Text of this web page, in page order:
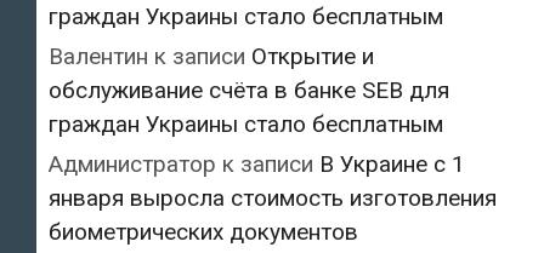
граждан Украины стало бесплатным
Валентин к записи Открытие и
обслуживание счёта в банке SEB для
граждан Украины стало бесплатным
Администратор к записи В Украине с 1
января выросла стоимость изготовления
биометрических документов